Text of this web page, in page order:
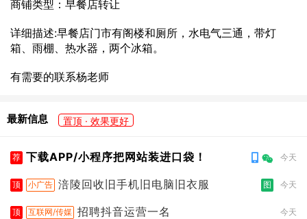
商铺类型：早餐店转让
详细描述:早餐店门市有阁楼和厕所，水电气三通，带灯
箱、雨棚、热水器，两个冰箱。
有需要的联系杨老师
最新信息 置顶 · 效果更好
荐 下载APP/小程序把网站装进口袋！ 今天
顶 小广告 涪陵回收旧手机旧电脑旧衣服 图 今天
顶 互联网/传媒 招聘抖音运营一名 今天